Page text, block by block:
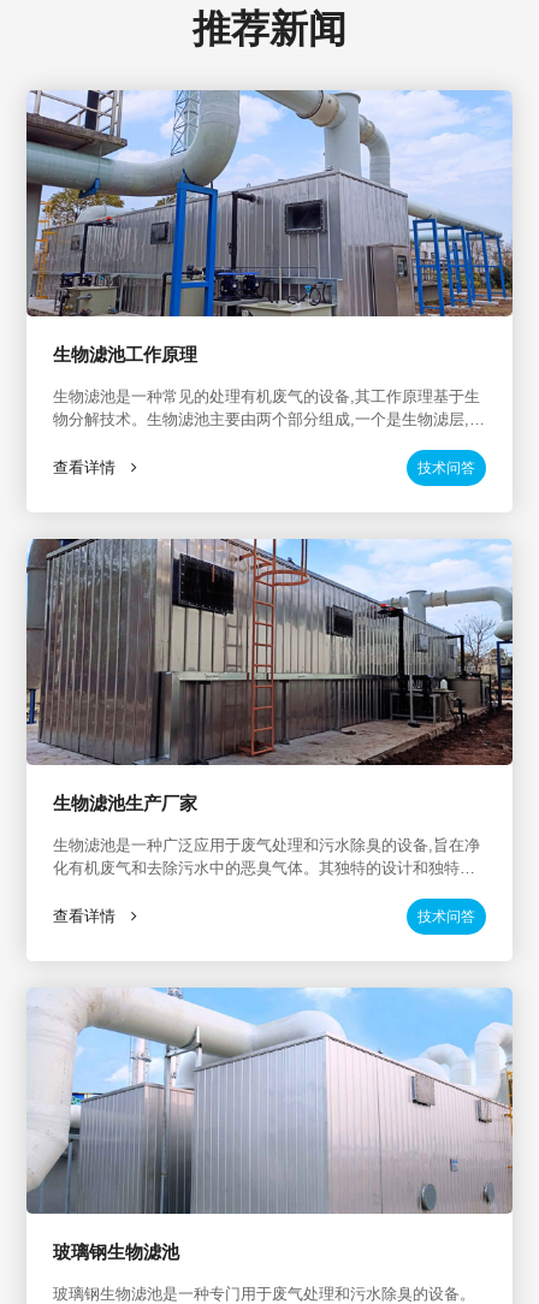
推荐新闻
生物滤池工作原理
生物滤池是一种常见的处理有机废气的设备,其工作原理基于生
物分解技术。生物滤池主要由两个部分组成,一个是生物滤层,另
分解有机废气中的污染物,并将其转化为无害物质。这些除臭菌
种在生物滤层内定植并繁殖,随着废气流经生物滤层,污染物被分
解和转化为无害物质。
查看详情 技术问答
生物滤池生产厂家
生物滤池是一种广泛应用于废气处理和污水除臭的设备,旨在净
化有机废气和去除污水中的恶臭气体。其独特的设计和独特的
果。在市场上,有许多制造商供应生物滤池,但有高质量产品和专
查看详情 技术问答
玻璃钢生物滤池
玻璃钢生物滤池是一种专门用于废气处理和污水除臭的设备。